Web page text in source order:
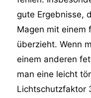
gute Ergebnisse,
Magen mit einem
überzieht. Wenn
einem anderen
man eine leicht
Lichtschutzfaktor